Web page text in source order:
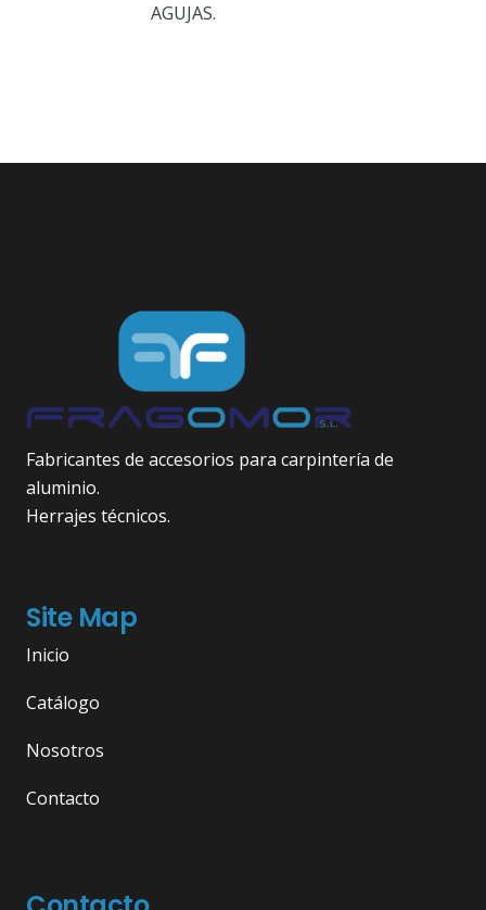
AGUJAS.
Fabricantes de accesorios para carpintería de
aluminio.
Herrajes técnicos.
Site Map
Inicio
Catálogo
Nosotros
Contacto